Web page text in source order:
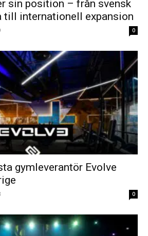
sin position – från svensk
till internationell expansion
0
gymleverantör Evolve
0